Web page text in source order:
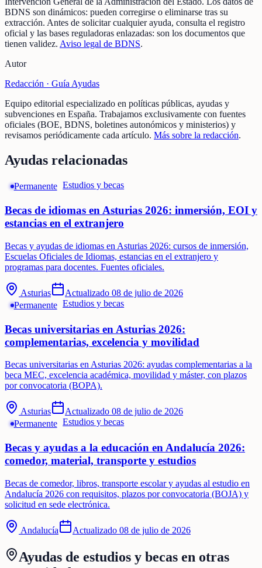
BDNS son dinámicos: pueden corregirse o eliminarse tras su
extracción. Antes de solicitar cualquier ayuda, consulta el registro
oficial y las bases reguladoras enlazadas: son los documentos que
tienen validez. Aviso legal de BDNS.
Autor
Redacción · Guía Ayudas
Equipo editorial especializado en políticas públicas, ayudas y
subvenciones en España. Trabajamos exclusivamente con fuentes
oficiales (BOE, BDNS, boletines autonómicos y ministerios) y
revisamos periódicamente cada artículo. Más sobre la redacción.
Ayudas relacionadas
Permanente Estudios y becas
Becas de idiomas en Asturias 2026: inmersión, EOI y
estancias en el extranjero
Becas y ayudas de idiomas en Asturias 2026: cursos de inmersión,
Escuelas Oficiales de Idiomas, estancias en el extranjero y
programas para docentes. Fuentes oficiales.
Asturias Actualizado 08 de julio de 2026
Permanente Estudios y becas
Becas universitarias en Asturias 2026:
complementarias, excelencia y movilidad
Becas universitarias en Asturias 2026: ayudas complementarias a la
beca MEC, excelencia académica, movilidad y máster, con plazos
por convocatoria (BOPA).
Asturias Actualizado 08 de julio de 2026
Permanente Estudios y becas
Becas y ayudas a la educación en Andalucía 2026:
comedor, material, transporte y estudios
Becas de comedor, libros, transporte escolar y ayudas al estudio en
Andalucía 2026 con requisitos, plazos por convocatoria (BOJA) y
solicitud en sede electrónica.
Andalucía Actualizado 08 de julio de 2026
Ayudas de estudios y becas en otras